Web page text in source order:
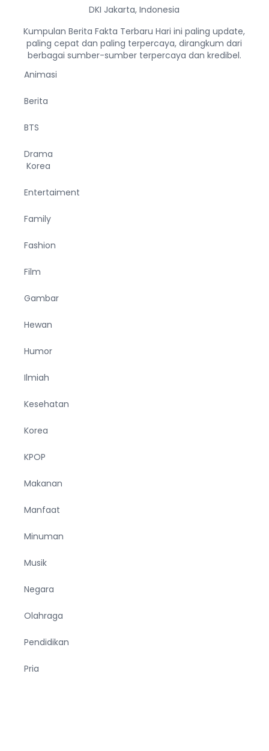
DKI Jakarta, Indonesia
Kumpulan Berita Fakta Terbaru Hari ini paling update,
paling cepat dan paling terpercaya, dirangkum dari
berbagai sumber-sumber terpercaya dan kredibel.
Animasi
Berita
BTS
Drama
Korea
Entertaiment
Family
Fashion
Film
Gambar
Hewan
Humor
Ilmiah
Kesehatan
Korea
KPOP
Makanan
Manfaat
Minuman
Musik
Negara
Olahraga
Pendidikan
Pria